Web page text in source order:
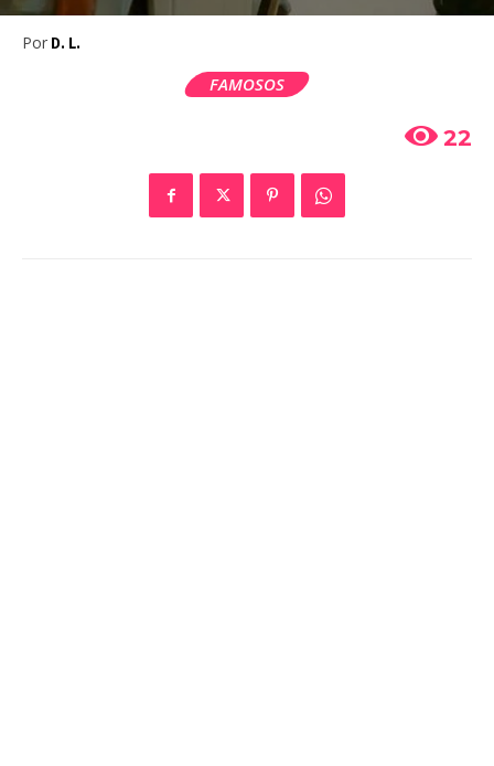
Por D. L.
FAMOSOS
22